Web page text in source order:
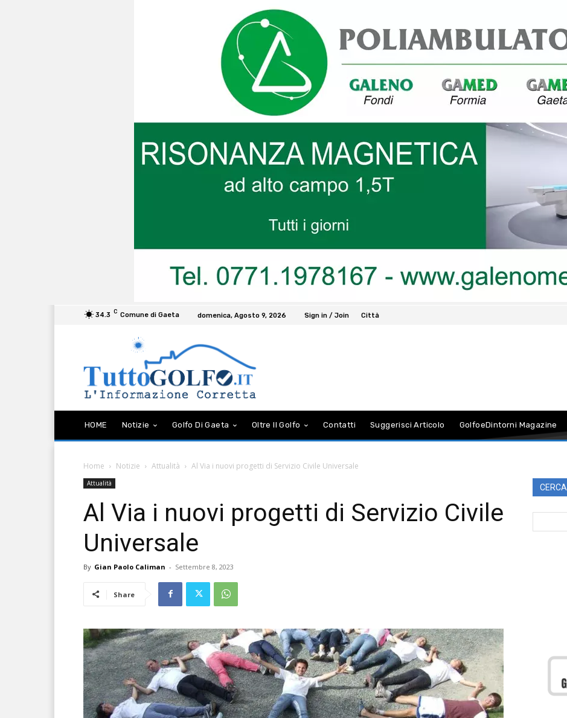
34.3 C Comune di Gaeta domenica, Agosto 9, 2026 Sign in / Join Città
HOME Notizie Golfo Di Gaeta Oltre Il Golfo Contatti Suggerisci Articolo GolfoeDintorni Magazine
Home Notizie Attualità Al Via i nuovi progetti di Servizio Civile Universale
Attualità
Al Via i nuovi progetti di Servizio Civile
Universale
By Gian Paolo Caliman - Settembre 8, 2023
Share
CERCA